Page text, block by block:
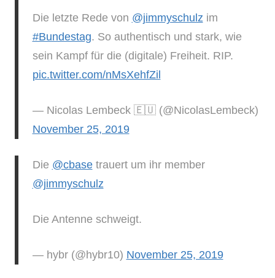
Die letzte Rede von @jimmyschulz im
#Bundestag. So authentisch und stark, wie
sein Kampf für die (digitale) Freiheit. RIP.
pic.twitter.com/nMsXehfZil
— Nicolas Lembeck 🇪🇺 (@NicolasLembeck)
November 25, 2019
Die @cbasetrauert um ihr member
@jimmyschulz
Die Antenne schweigt.
— hybr (@hybr10) November 25, 2019